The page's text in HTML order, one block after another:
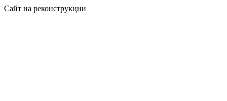
Сайт на реконструкции